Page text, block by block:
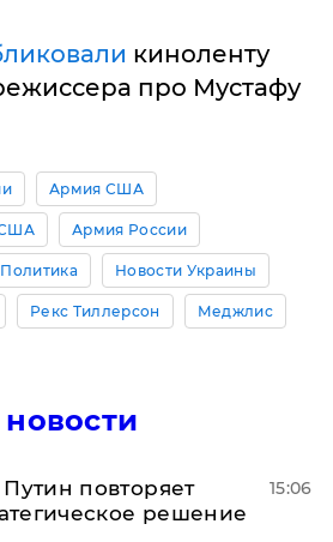
киноленту
про Мустафу
Армия США
Армия России
Политика Новости Украины
Рекс Тиллерсон Меджлис
повторяет
решение
15:06